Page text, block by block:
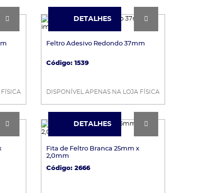
DETALHES
DETALHES
Feltro Adesivo Redondo 37mm
Código: 1539
DISPONÍVEL APENAS NA LOJA FÍSICA
DETALHES
DETALHES
Fita de Feltro Branca 25mm x
2,0mm
Código: 2666